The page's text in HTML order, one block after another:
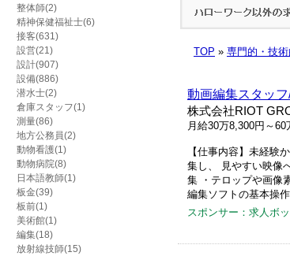
整体師(2)
精神保健福祉士(6)
接客(631)
設営(21)
設計(907)
設備(886)
潜水士(2)
倉庫スタッフ(1)
測量(86)
地方公務員(2)
動物看護(1)
動物病院(8)
日本語教師(1)
板金(39)
板前(1)
美術館(1)
編集(18)
放射線技師(15)
TOP » 専門的・技
動画編集スタッ
株式会社RIOT
月給30万8,300円～60
【仕事内容】未経験
集し、 見やすい映像
集 ・テロップや画像
編集ソフトの基本操
スポンサー：求人ボ